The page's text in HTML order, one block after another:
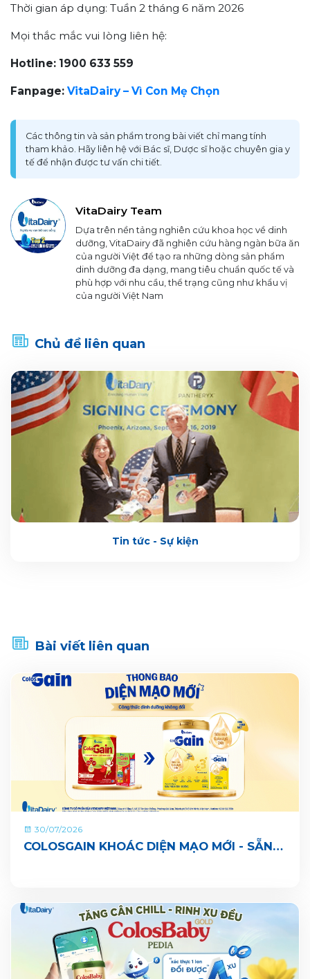
Thời gian áp dụng: Tuần 2 tháng 6 năm 2026
Mọi thắc mắc vui lòng liên hệ:
Hotline: 1900 633 559
Fanpage: VitaDairy – Vì Con Mẹ Chọn
Các thông tin và sản phẩm trong bài viết chỉ mang tính
tham khảo. Hãy liên hệ với Bác sĩ, Dược sĩ hoặc chuyên gia y
tế để nhận được tư vấn chi tiết.
VitaDairy Team
Dựa trên nền tảng nghiên cứu khoa học về dinh
dưỡng, VitaDairy đã nghiên cứu hàng ngàn bữa ăn
của người Việt để tạo ra những dòng sản phẩm
dinh dưỡng đa dạng, mang tiêu chuẩn quốc tế và
phù hợp với nhu cầu, thể trạng cũng như khẩu vị
của người Việt Nam
Chủ đề liên quan
Tin tức - Sự kiện
Bài viết liên quan
30/07/2026
COLOSGAIN KHOÁC DIỆN MẠO MỚI - SẴN